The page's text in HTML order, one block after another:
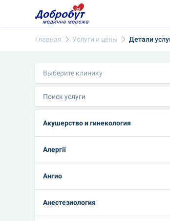
Главная Услуги и цены Детали
Выберите клинику
Акушерство и гинекология
Алергії
Ангио
Анестезиология